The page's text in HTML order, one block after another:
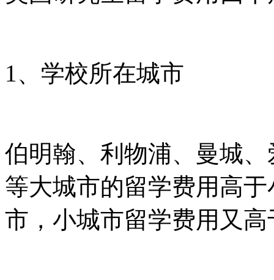
1、学校所在城市
伯明翰、利物浦、曼城
等大城市的留学费用高
市，小城市留学费用又